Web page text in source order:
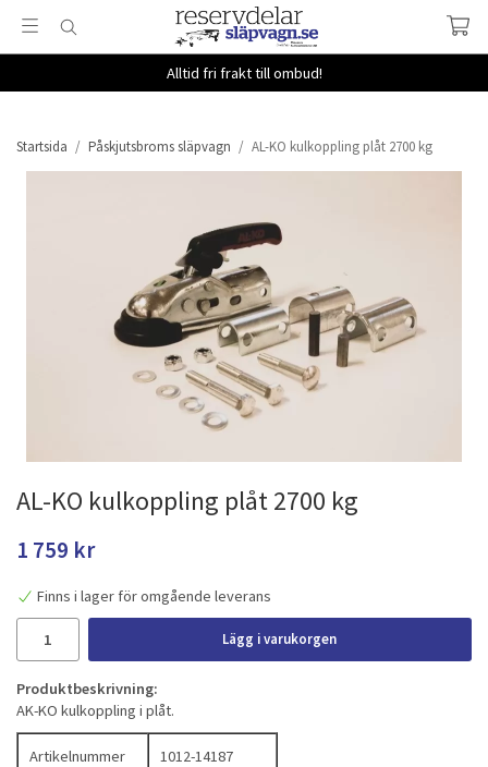
Alltid fri frakt till ombud!
Startsida / Påskjutsbroms släpvagn / AL-KO kulkoppling plåt 2700 kg
AL-KO kulkoppling plåt 2700 kg
1 759 kr
Finns i lager för omgående leverans
Lägg i varukorgen
Produktbeskrivning:
AK-KO kulkoppling i plåt.
Artikelnummer 1012-14187